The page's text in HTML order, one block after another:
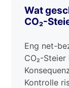
Wat
CO₂-
Eng net-
CO₂-
Kontrolle